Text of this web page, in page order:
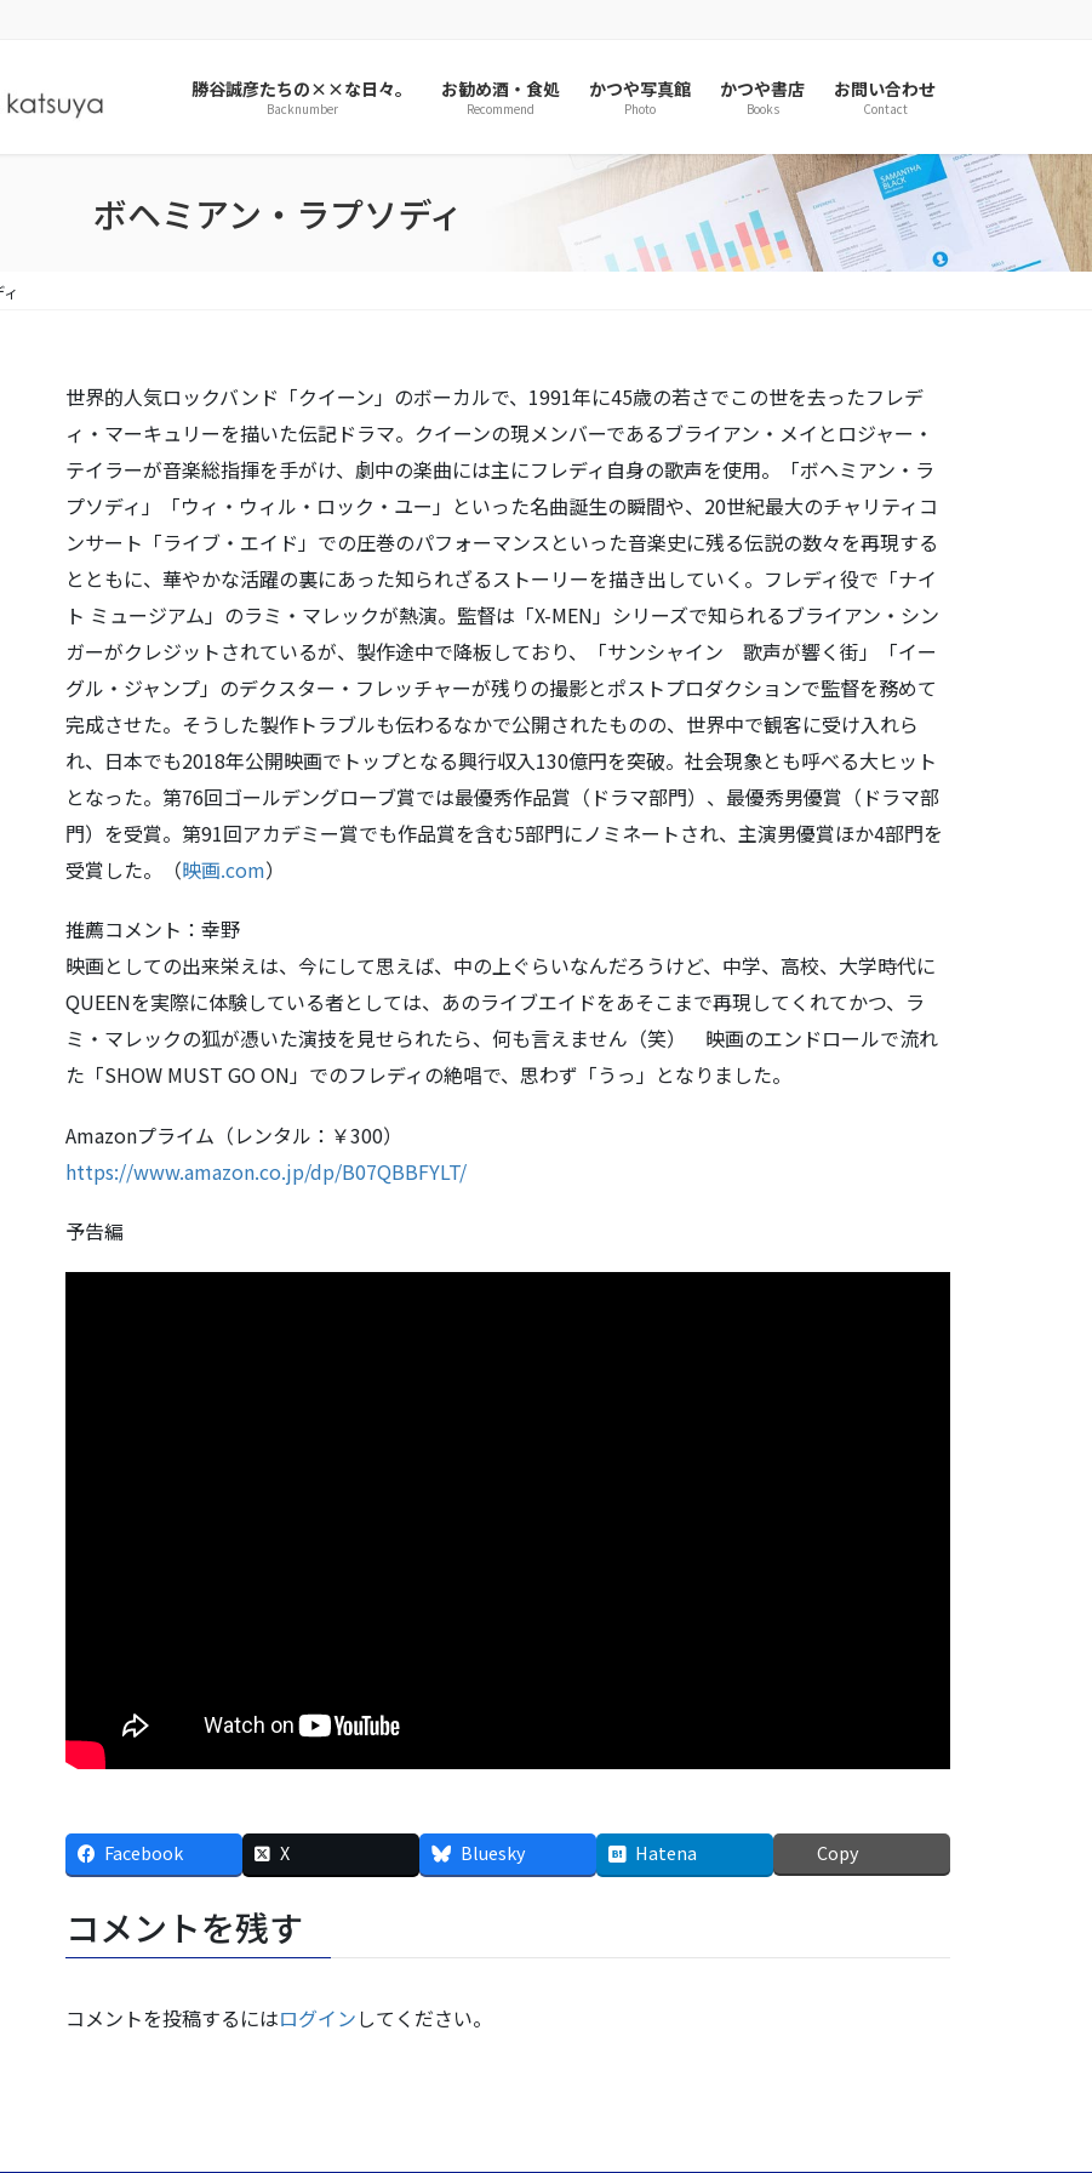
勝谷誠彦たちの××な日々。
Backnumber
お勧め酒・食処
Recommend
かつや写真館
Photo
かつや書店
Books
お問い合わせ
Contact
ボヘミアン・ラプソディ
世界的人気ロックバンド「クイーン」のボーカルで、1991年に45歳の若さでこの世を去ったフレデ
ィ・マーキュリーを描いた伝記ドラマ。クイーンの現メンバーであるブライアン・メイとロジャー・
テイラーが音楽総指揮を手がけ、劇中の楽曲には主にフレディ自身の歌声を使用。「ボヘミアン・ラ
プソディ」「ウィ・ウィル・ロック・ユー」といった名曲誕生の瞬間や、20世紀最大のチャリティコ
ンサート「ライブ・エイド」での圧巻のパフォーマンスといった音楽史に残る伝説の数々を再現する
とともに、華やかな活躍の裏にあった知られざるストーリーを描き出していく。フレディ役で「ナイ
ト ミュージアム」のラミ・マレックが熱演。監督は「X-MEN」シリーズで知られるブライアン・シン
ガーがクレジットされているが、製作途中で降板しており、「サンシャイン 歌声が響く街」「イー
グル・ジャンプ」のデクスター・フレッチャーが残りの撮影とポストプロダクションで監督を務めて
完成させた。そうした製作トラブルも伝わるなかで公開されたものの、世界中で観客に受け入れら
れ、日本でも2018年公開映画でトップとなる興行収入130億円を突破。社会現象とも呼べる大ヒット
となった。第76回ゴールデングローブ賞では最優秀作品賞（ドラマ部門）、最優秀男優賞（ドラマ部
門）を受賞。第91回アカデミー賞でも作品賞を含む5部門にノミネートされ、主演男優賞ほか4部門を
受賞した。（映画.com）
推薦コメント：幸野
映画としての出来栄えは、今にして思えば、中の上ぐらいなんだろうけど、中学、高校、大学時代に
QUEENを実際に体験している者としては、あのライブエイドをあそこまで再現してくれてかつ、ラ
ミ・マレックの狐が憑いた演技を見せられたら、何も言えません（笑） 映画のエンドロールで流れ
た「SHOW MUST GO ON」でのフレディの絶唱で、思わず「うっ」となりました。
Amazonプライム（レンタル：￥300）
https://www.amazon.co.jp/dp/B07QBBFYLT/
予告編
Facebook X Bluesky Hatena Copy
コメントを残す
コメントを投稿するにはログインしてください。